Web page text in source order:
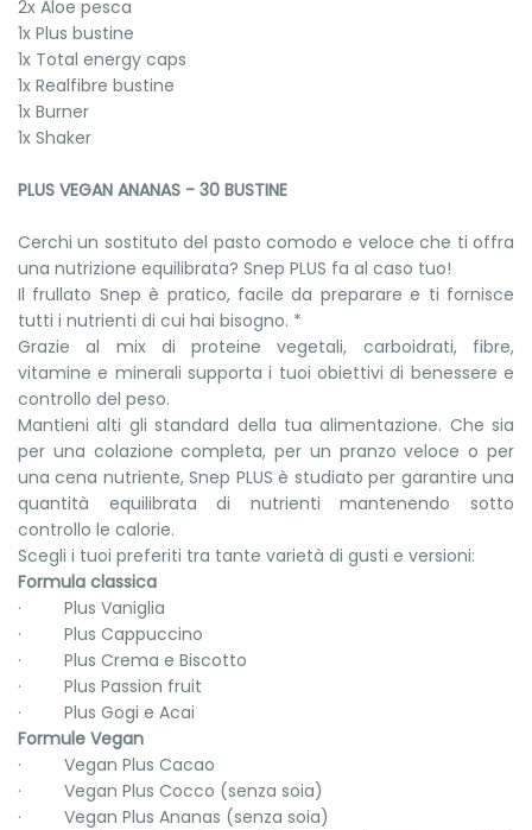
2x Aloe pesca
1x Plus bustine
1x Total energy caps
1x Realfibre bustine
1x Burner
1x Shaker
PLUS VEGAN ANANAS - 30 BUSTINE
Cerchi un sostituto del pasto comodo e veloce che ti offra
una nutrizione equilibrata? Snep PLUS fa al caso tuo!
Il frullato Snep è pratico, facile da preparare e ti fornisce
tutti i nutrienti di cui hai bisogno. *
Grazie al mix di proteine vegetali, carboidrati, fibre,
vitamine e minerali supporta i tuoi obiettivi di benessere e
controllo del peso.
Mantieni alti gli standard della tua alimentazione. Che sia
per una colazione completa, per un pranzo veloce o per
una cena nutriente, Snep PLUS è studiato per garantire una
quantità equilibrata di nutrienti mantenendo sotto
controllo le calorie.
Scegli i tuoi preferiti tra tante varietà di gusti e versioni:
Formula classica
· Plus Vaniglia
· Plus Cappuccino
· Plus Crema e Biscotto
· Plus Passion fruit
· Plus Gogi e Acai
Formule Vegan
· Vegan Plus Cacao
· Vegan Plus Cocco (senza soia)
· Vegan Plus Ananas (senza soia)